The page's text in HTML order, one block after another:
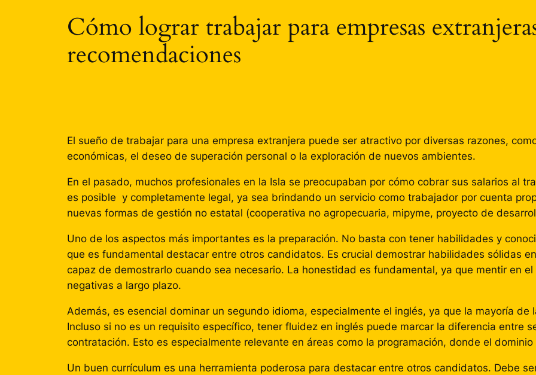
Cómo lograr trabajar para empresas
recomendaciones
El sueño de trabajar para una empresa extranjera puede ser atractivo por diversas razones,
económicas, el deseo de superación personal o la exploración de nuevos ambientes.
En el pasado, muchos profesionales en la Isla se preocupaban por cómo cobrar sus salarios al
es posible y completamente legal, ya sea brindando un servicio como trabajador por cuenta
nuevas formas de gestión no estatal (cooperativa no agropecuaria, mipyme, proyecto de
Uno de los aspectos más importantes es la preparación. No basta con tener habilidades y
que es fundamental destacar entre otros candidatos. Es crucial demostrar habilidades sólidas
capaz de demostrarlo cuando sea necesario. La honestidad es fundamental, ya que mentir en
negativas a largo plazo.
Además, es esencial dominar un segundo idioma, especialmente el inglés, ya que la mayoría de
Incluso si no es un requisito específico, tener fluidez en inglés puede marcar la diferencia entre
contratación. Esto es especialmente relevante en áreas como la programación, donde el
Un buen currículum es una herramienta poderosa para destacar entre otros candidatos. Debe